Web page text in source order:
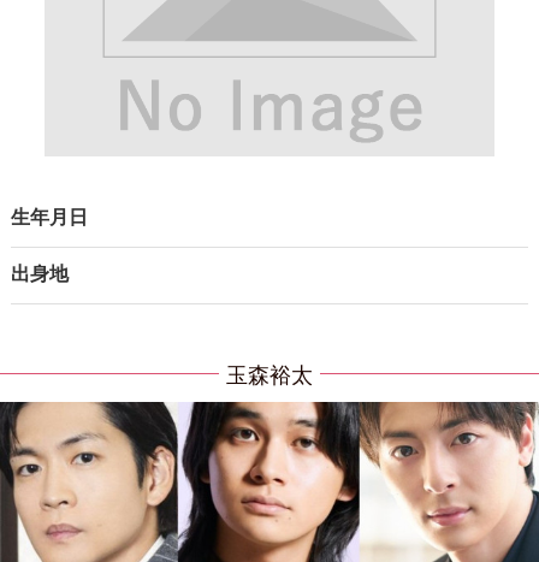
生年月日
出身地
玉森裕太